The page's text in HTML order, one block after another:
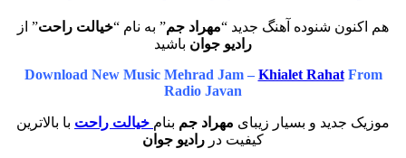
شنوده آهنگ جدید “مهراد جم” به نام “خیالت راحت” از
رادیو جوان باشید
Download New Music Mehrad Jam –Khialet Rahat
Radio Javan
و بسیار زیبایمهراد جم بنام خیالت راحتبا بالاترین
کیفیت دررادیو جوان